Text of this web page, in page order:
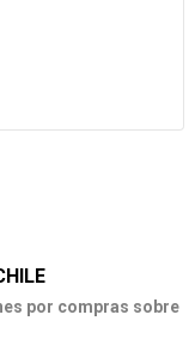
por compras sobre